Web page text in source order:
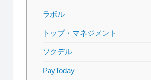
ラボル
トップ・マネジメント
ソクデル
PayToday